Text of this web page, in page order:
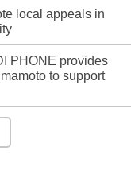
local appeals in
PHONE provides
to support